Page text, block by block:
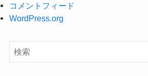
コメントフィード
WordPress.org